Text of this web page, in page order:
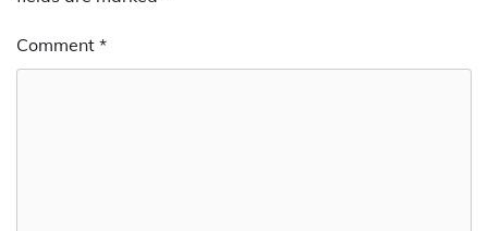
Comment *